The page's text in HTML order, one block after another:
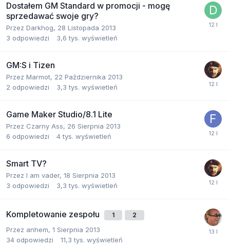
Dostałem GM Standard w promocji - mogę
sprzedawać swoje gry?
Przez Darkhog, 28 Listopada 2013
3 odpowiedzi 3,6 tys. wyświetleń
GM:S i Tizen
Przez Marmot, 22 Października 2013
2 odpowiedzi 3,3 tys. wyświetleń
Game Maker Studio/8.1 Lite
Przez Czarny Ass, 26 Sierpnia 2013
6 odpowiedzi 4 tys. wyświetleń
Smart TV?
Przez I am vader, 18 Sierpnia 2013
3 odpowiedzi 3,3 tys. wyświetleń
Kompletowanie zespołu 1 2
Przez anhem, 1 Sierpnia 2013
34 odpowiedzi 11,3 tys. wyświetleń